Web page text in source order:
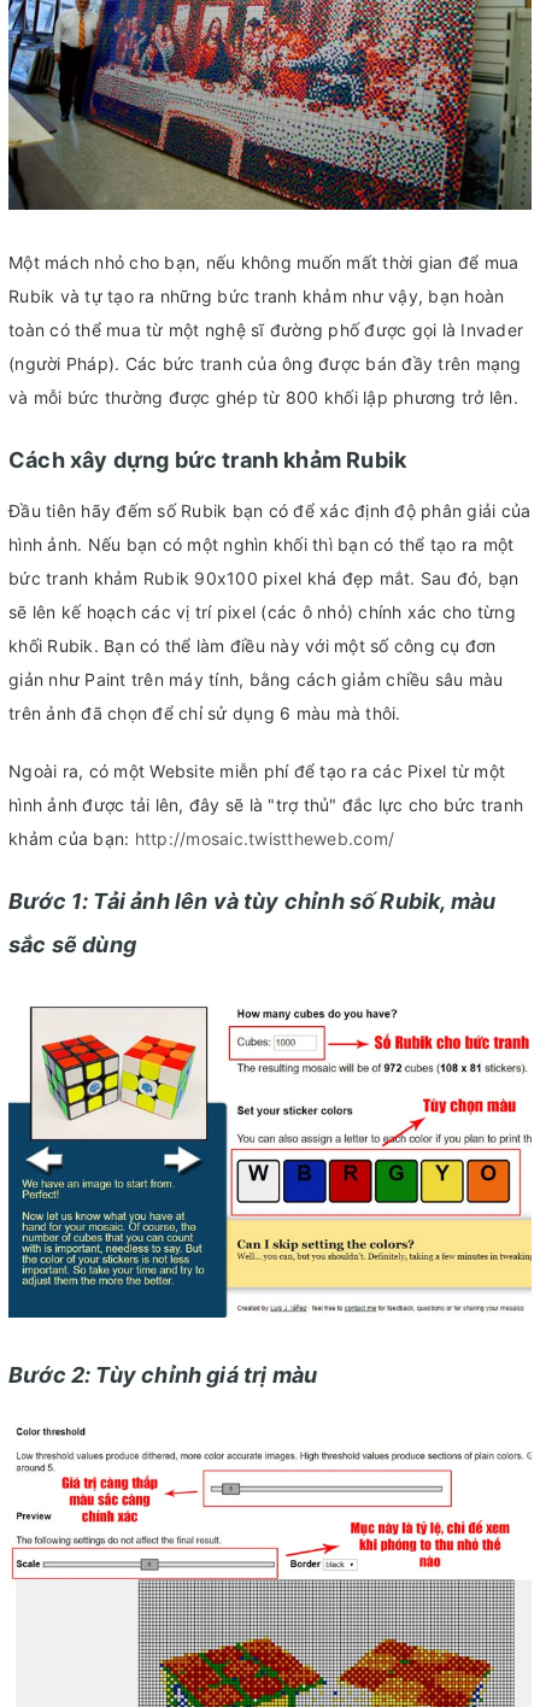
Một mách nhỏ cho bạn, nếu không muốn mất thời gian để mua
Rubik và tự tạo ra những bức tranh khảm như vậy, bạn hoàn
toàn có thể mua từ một nghệ sĩ đường phố được gọi là Invader
(người Pháp). Các bức tranh của ông được bán đầy trên mạng
và mỗi bức thường được ghép từ 800 khối lập phương trở lên.
Cách xây dựng bức tranh khảm Rubik
Đầu tiên hãy đếm số Rubik bạn có để xác định độ phân giải của
hình ảnh. Nếu bạn có một nghìn khối thì bạn có thể tạo ra một
bức tranh khảm Rubik 90x100 pixel khá đẹp mắt. Sau đó, bạn
sẽ lên kế hoạch các vị trí pixel (các ô nhỏ) chính xác cho từng
khối Rubik. Bạn có thể làm điều này với một số công cụ đơn
giản như Paint trên máy tính, bằng cách giảm chiều sâu màu
trên ảnh đã chọn để chỉ sử dụng 6 màu mà thôi.
Ngoài ra, có một Website miễn phí để tạo ra các Pixel từ một
hình ảnh được tải lên, đây sẽ là "trợ thủ" đắc lực cho bức tranh
khảm của bạn: http://mosaic.twisttheweb.com/
Bước 1: Tải ảnh lên và tùy chỉnh số Rubik, màu
sắc sẽ dùng
Bước 2: Tùy chỉnh giá trị màu